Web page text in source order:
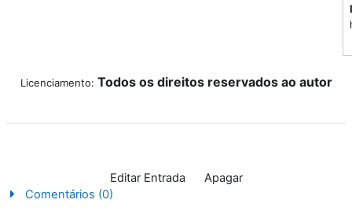
Licenciamento: Todos os direitos reservados ao autor
Editar Entrada Apagar
Comentários (0)